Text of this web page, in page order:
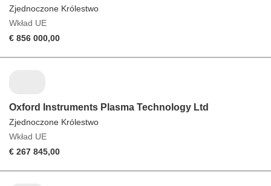
Zjednoczone Królestwo
Wkład UE
€ 856 000,00
Oxford Instruments Plasma Technology Ltd
Zjednoczone Królestwo
Wkład UE
€ 267 845,00